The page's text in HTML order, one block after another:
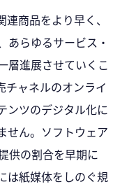
商品をより早く、
あらゆるサービス・
層進展させていくこ
チャネルのオンライ
ンツのデジタル化に
せん。ソフトウェア
供の割合を早期に
は紙媒体をしのぐ規